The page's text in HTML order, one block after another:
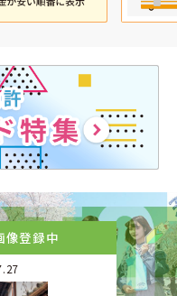
像登録中